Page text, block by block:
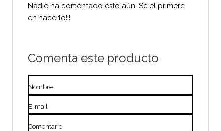
Nadie ha comentado esto aún. Sé el primero
en hacerlo!!!
Comenta este producto
Nombre
E-mail
Comentario